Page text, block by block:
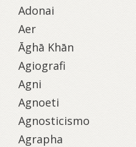
Adonai
Aer
Āghā Khān
Agiografi
Agni
Agnoeti
Agnosticismo
Agrapha